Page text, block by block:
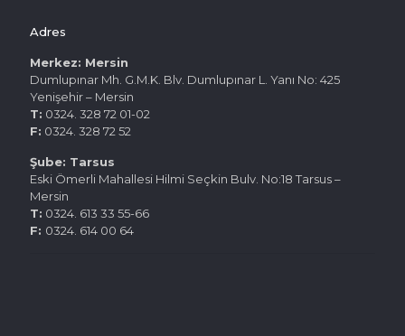
Adres
Merkez: Mersin
Dumlupınar Mh. G.M.K. Blv. Dumlupınar L. Yanı No: 425
Yenişehir – Mersin
T: 0324. 328 72 01-02
F: 0324. 328 72 52
Şube: Tarsus
Eski Ömerli Mahallesi Hilmi Seçkin Bulv. No:18 Tarsus –
Mersin
T: 0324. 613 33 55-66
F: 0324. 614 00 64